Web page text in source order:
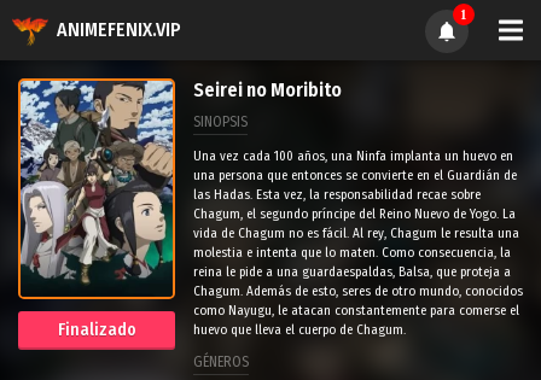
ANIMEFENIX.VIP
1
Finalizado
Seirei no Moribito
SINOPSIS
Una vez cada 100 años, una Ninfa implanta un huevo en
una persona que entonces se convierte en el Guardián de
las Hadas. Esta vez, la responsabilidad recae sobre
Chagum, el segundo príncipe del Reino Nuevo de Yogo. La
vida de Chagum no es fácil. Al rey, Chagum le resulta una
molestia e intenta que lo maten. Como consecuencia, la
reina le pide a una guardaespaldas, Balsa, que proteja a
Chagum. Además de esto, seres de otro mundo, conocidos
como Nayugu, le atacan constantemente para comerse el
huevo que lleva el cuerpo de Chagum.
GÉNEROS